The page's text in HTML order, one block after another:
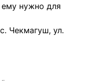
ему нужно для
Чекмагуш, ул.